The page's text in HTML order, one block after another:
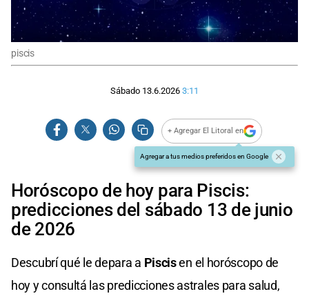
piscis
Sábado 13.6.2026 3:11
+ Agregar El Litoral en
Agregar a tus medios preferidos en Google
Horóscopo de hoy para Piscis:
predicciones del sábado 13 de junio
de 2026
Descubrí qué le depara a Piscisen el horóscopo de
hoy y consultá las predicciones astrales para salud,